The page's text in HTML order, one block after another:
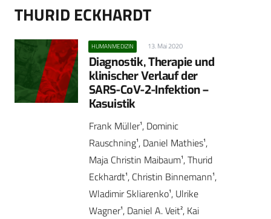
THURID ECKHARDT
HUMANMEDIZIN 13. Mai 2020
Diagnostik, Therapie und
klinischer Verlauf der
SARS-CoV-2-Infektion –
Kasuistik
Frank Müller¹, Dominic
Rauschning¹, Daniel Mathies¹,
Maja Christin Maibaum¹, Thurid
Eckhardt¹, Christin ­Binnemann¹,
Wladimir Skliarenko¹, Ulrike
Wagner¹, Daniel A. Veit², Kai